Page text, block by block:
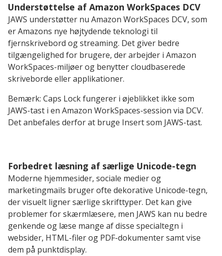
Understøttelse af Amazon WorkSpaces DCV
JAWS understøtter nu Amazon WorkSpaces DCV, som
er Amazons nye højtydende teknologi til
fjernskrivebord og streaming. Det giver bedre
tilgængelighed for brugere, der arbejder i Amazon
WorkSpaces-miljøer og benytter cloudbaserede
skriveborde eller applikationer.
Bemærk: Caps Lock fungerer i øjeblikket ikke som
JAWS-tast i en Amazon WorkSpaces-session via DCV.
Det anbefales derfor at bruge Insert som JAWS-tast.
Forbedret læsning af særlige Unicode-tegn
Moderne hjemmesider, sociale medier og
marketingmails bruger ofte dekorative Unicode-tegn,
der visuelt ligner særlige skrifttyper. Det kan give
problemer for skærmlæsere, men JAWS kan nu bedre
genkende og læse mange af disse specialtegn i
websider, HTML-filer og PDF-dokumenter samt vise
dem på punktdisplay.